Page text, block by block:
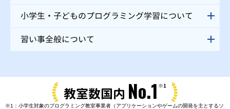
小学生・子どものプログラミング学習について
習い事全般について
教室数国内 No.1 ※1
※1：小学生対象のプログラミング教室事業者（アプリケーションやゲームの開発を主とするソ